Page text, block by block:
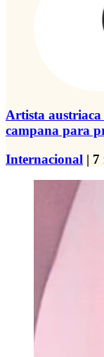
Artista austriaca
campana para
Internacional | 7